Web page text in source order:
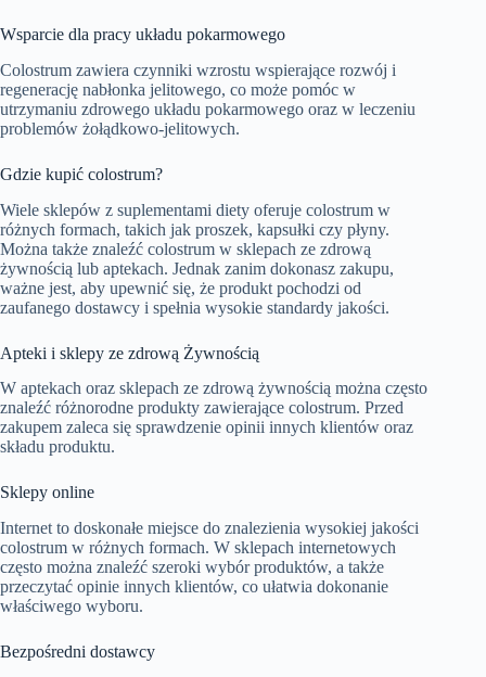
Wsparcie dla pracy układu pokarmowego
Colostrum zawiera czynniki wzrostu wspierające rozwój i
regenerację nabłonka jelitowego, co może pomóc w
utrzymaniu zdrowego układu pokarmowego oraz w leczeniu
problemów żołądkowo-jelitowych.
Gdzie kupić colostrum?
Wiele sklepów z suplementami diety oferuje colostrum w
różnych formach, takich jak proszek, kapsułki czy płyny.
Można także znaleźć colostrum w sklepach ze zdrową
żywnością lub aptekach. Jednak zanim dokonasz zakupu,
ważne jest, aby upewnić się, że produkt pochodzi od
zaufanego dostawcy i spełnia wysokie standardy jakości.
Apteki i sklepy ze zdrową Żywnością
W aptekach oraz sklepach ze zdrową żywnością można często
znaleźć różnorodne produkty zawierające colostrum. Przed
zakupem zaleca się sprawdzenie opinii innych klientów oraz
składu produktu.
Sklepy online
Internet to doskonałe miejsce do znalezienia wysokiej jakości
colostrum w różnych formach. W sklepach internetowych
często można znaleźć szeroki wybór produktów, a także
przeczytać opinie innych klientów, co ułatwia dokonanie
właściwego wyboru.
Bezpośredni dostawcy